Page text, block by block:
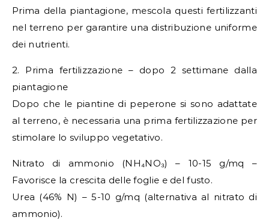
Prima della piantagione, mescola questi fertilizzanti
nel terreno per garantire una distribuzione uniforme
dei nutrienti.
2. Prima fertilizzazione – dopo 2 settimane dalla
piantagione
Dopo che le piantine di peperone si sono adattate
al terreno, è necessaria una prima fertilizzazione per
stimolare lo sviluppo vegetativo.
Nitrato di ammonio (NH₄NO₃) – 10-15 g/mq –
Favorisce la crescita delle foglie e del fusto.
Urea (46% N) – 5-10 g/mq (alternativa al nitrato di
ammonio).